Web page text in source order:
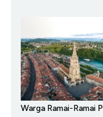
Warga Ramai-Ramai